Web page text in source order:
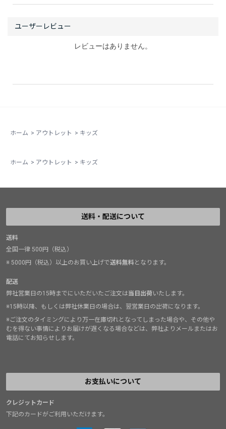
レビューはありません。
ホーム > アウトレット > キッズ
ホーム > アウトレット > キッズ
送料・配送について
送料
全国一律 500円（税込）
※ 5000円（税込）以上のお買い上げで送料無料となります。
配送
弊社営業日の15時までにいただいたご注文は当日出荷いたします。
※15時以降、もしくは弊社休業日の場合は、翌営業日の出荷になります。
※ご注文のタイミングにより万一在庫切れとなってしまった場合や、その他や
むを得ない事情によりお届けが遅くなる場合などは、弊社よりメールまたはお
電話にてお知らせします。
お支払いについて
クレジットカード
下記のカードがご利用いただけます。